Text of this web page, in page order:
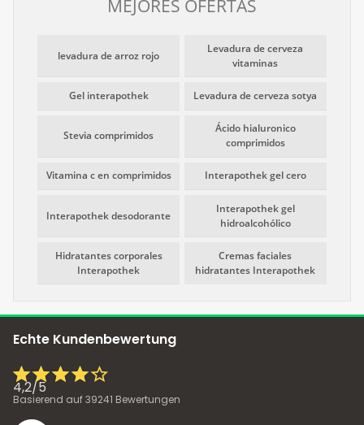
MEJORES OFERTAS
levadura de arroz rojo
Levadura de cerveza
vitaminas
Gel interapothek Levadura de cerveza sotya
Stevia comprimidos
Ácido hialuronico
comprimidos
Vitamina c en comprimidos Interapothek gel cero
Interapothek desodorante
Interapothek gel
hidroalcohólico
Hidratantes corporales
Interapothek
Cremas faciales
hidratantes Interapothek
Echte Kundenbewertung
4,2/5
Basierend auf39241 Bewertungen